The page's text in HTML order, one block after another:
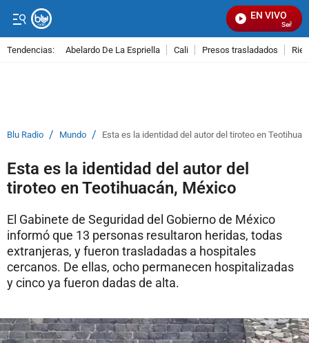
EN VIVO
Señal
Tendencias: Abelardo De La Espriella Cali Presos trasladados
Blu Radio / Mundo / Esta es la identidad del autor del tiroteo en
Esta es la identidad del autor del
tiroteo en Teotihuacán, México
El Gabinete de Seguridad del Gobierno de México
informó que 13 personas resultaron heridas, todas
extranjeras, y fueron trasladadas a hospitales
cercanos. De ellas, ocho permanecen hospitalizadas
y cinco ya fueron dadas de alta.